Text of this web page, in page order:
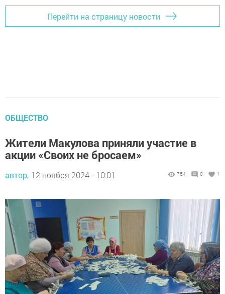
Перейти на страницу новости
ОБЩЕСТВО
Жители Макулова приняли участие в
акции «Своих не бросаем»
автор, 12 ноября 2024 - 10:01 754 0 1